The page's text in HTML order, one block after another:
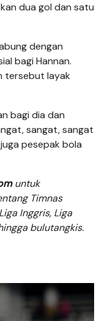
dua gol dan satu
dengan
bagi Hannan.
tersebut layak
bagi dia dan
sangat, sangat
pesepak bola
untuk
Timnas
Inggris, Liga
bulutangkis.